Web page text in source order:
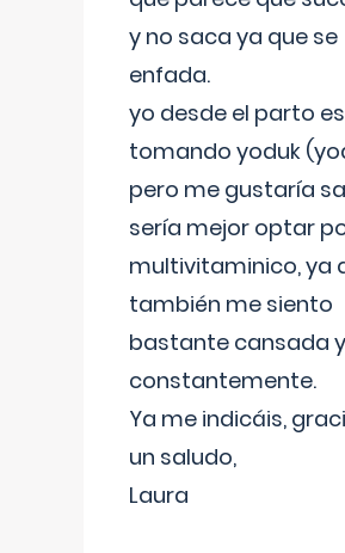
y no saca ya que se
enfada.
yo desde el parto
tomando yoduk
pero me gustaría
sería mejor optar
multivitaminico, ya
también me siento
bastante cansada
constantemente.
Ya me indicáis,
un saludo,
Laura